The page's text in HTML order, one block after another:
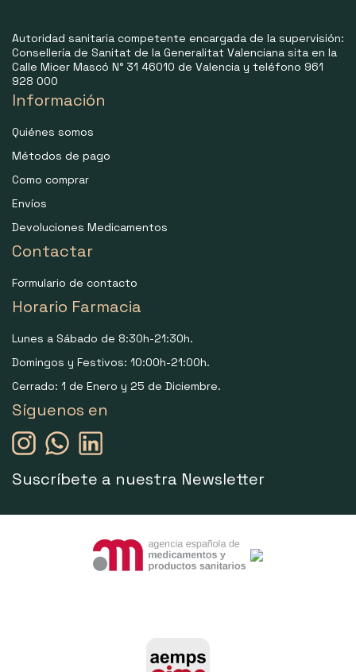
Autoridad sanitaria competente encargada de la supervisión:
Consellería de Sanitat de la Generalitat Valenciana sita en la
Calle Micer Mascó N° 31 46010 de Valencia y teléfono 961
928 000
Información
Quiénes somos
Métodos de pago
Como comprar
Envíos
Devoluciones Medicamentos
Contactar
Formulario de contacto
Horario Farmacia
Lunes a Sábado de 8:30h-21:30h.
Domingos y Festivos: 10:00h-21:00h.
Cerrado: 1 de Enero y 25 de Diciembre.
Síguenos en
Suscríbete a nuestra Newsletter